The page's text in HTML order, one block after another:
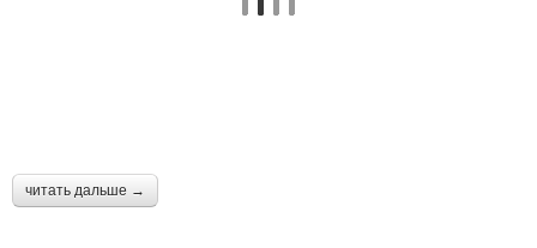
читать дальше →